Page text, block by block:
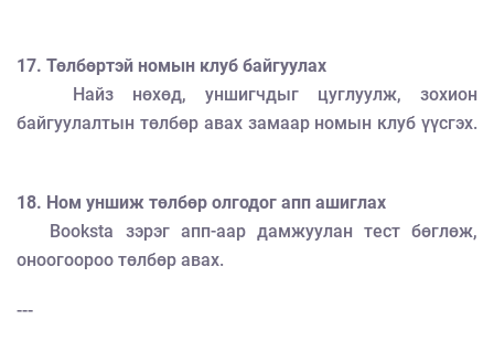
17. Төлбөртэй номын клуб байгуулах
Найз нөхөд, уншигчдыг цуглуулж, зохион
байгуулалтын төлбөр авах замаар номын клуб үүсгэх.
18. Ном уншиж төлбөр олгодог апп ашиглах
Booksta зэрэг апп-аар дамжуулан тест бөглөж,
оноогоороо төлбөр авах.
---